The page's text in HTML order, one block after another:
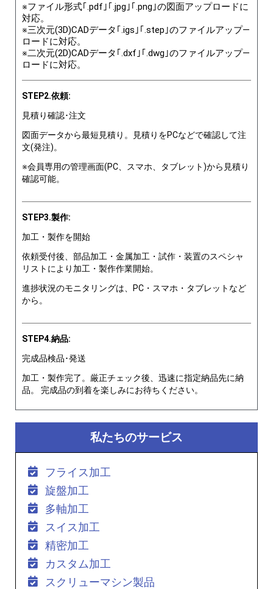
※ファイル形式｢.pdf｣｢.jpg｣｢.png｣の図面アップロードに
対応。
※三次元(3D)CADデータ｢.igs｣｢.step｣のファイルアップ―
ロードに対応。
※二次元(2D)CADデータ｢.dxf｣｢.dwg｣のファイルアップ―
ロードに対応。
STEP2.依頼:
見積り確認･注文
図面データから最短見積り。見積りをPCなどで確認して注
文(発注)。
※会員専用の管理画面(PC、スマホ、タブレット)から見積り
確認可能。
STEP3.製作:
加工・製作を開始
依頼受付後、部品加工・金属加工・試作・装置のスペシャ
リストにより加工・製作作業開始。
進捗状況のモニタリングは、PC・スマホ・タブレットなど
から。
STEP4.納品:
完成品検品･発送
加工・製作完了。厳正チェック後、迅速に指定納品先に納
品。 完成品の到着を楽しみにお待ちください。
私たちのサービス
フライス加工
旋盤加工
多軸加工
スイス加工
精密加工
カスタム加工
スクリューマシン製品